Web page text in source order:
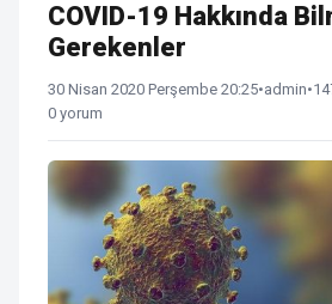
COVID-19 Hakkında
Gerekenler
30 Nisan 2020 Perşembe 20:25•admin•
0 yorum